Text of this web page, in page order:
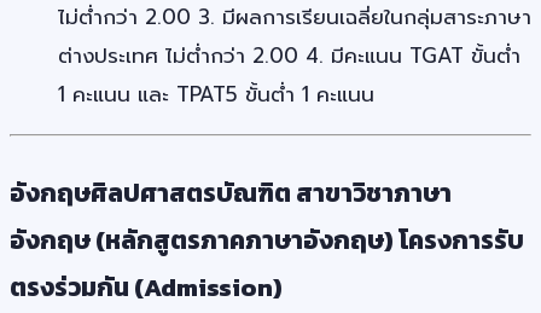
ไม่ต่ำกว่า 2.00 3. มีผลการเรียนเฉลี่ยในกลุ่มสาระภาษา
ต่างประเทศ ไม่ต่ำกว่า 2.00 4. มีคะแนน TGAT ขั้นต่ำ
1 คะแนน และ TPAT5 ขั้นต่ำ 1 คะแนน
อังกฤษศิลปศาสตรบัณฑิต สาขาวิชาภาษา
อังกฤษ (หลักสูตรภาคภาษาอังกฤษ) โครงการรับ
ตรงร่วมกัน (Admission)